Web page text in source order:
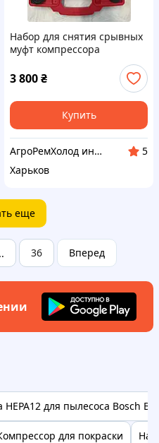
Набор для снятия срывных
муфт компрессора
3 800₴
Купить
АгроРемХолод интернет-магазин товаров для сельхозтехники
5
Харьков
еще
36 Вперед
для пылесоса Bosch
для покраски